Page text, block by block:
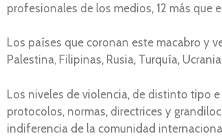
profesionales de los medios, 12 más que
Los países que coronan este macabro y
Palestina, Filipinas, Rusia, Turquía,
Los niveles de violencia, de distinto tipo
protocolos, normas, directrices y
indiferencia de la comunidad